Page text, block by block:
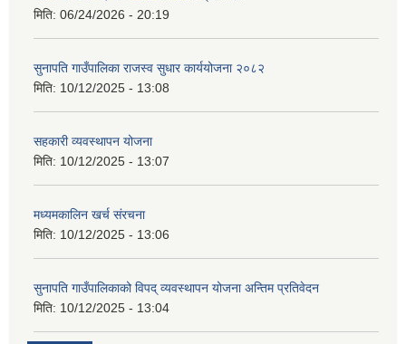
मिति: 06/24/2026 - 20:19
सुनापति गाउँपालिका राजस्व सुधार कार्ययोजना २०८२
मिति: 10/12/2025 - 13:08
सहकारी व्यवस्थापन योजना
मिति: 10/12/2025 - 13:07
मध्यमकालिन खर्च संरचना
मिति: 10/12/2025 - 13:06
सुनापति गाउँपालिकाको विपद् व्यवस्थापन योजना अन्तिम प्रतिवेदन
मिति: 10/12/2025 - 13:04